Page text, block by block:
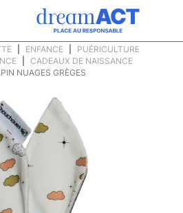
ENFANCE
PUÉRICULTURE
CADEAUX DE NAISSANCE
NUAGES GRÈGES